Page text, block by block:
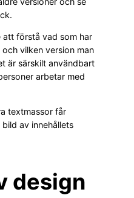
att förstå vad som har
vilken version man
är särskilt användbart
arbetar med
textmassor får
av innehållets
design